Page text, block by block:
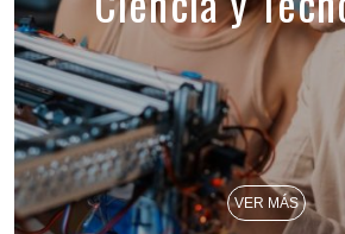
VER MÁS